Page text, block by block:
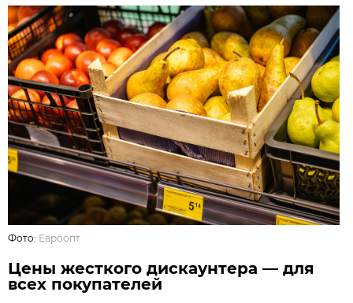
Фото: Евроопт
Цены жесткого дискаунтера — для
всех покупателей